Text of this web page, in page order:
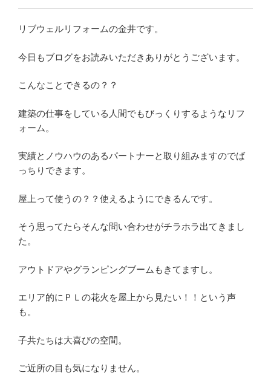
リブウェルリフォームの金井です。
今日もブログをお読みいただきありがとうございます。
こんなことできるの？？
建築の仕事をしている人間でもびっくりするようなリフ
ォーム。
実績とノウハウのあるパートナーと取り組みますのでば
っちりできます。
屋上って使うの？？使えるようにできるんです。
そう思ってたらそんな問い合わせがチラホラ出てきまし
た。
アウトドアやグランピングブームもきてますし。
エリア的にＰＬの花火を屋上から見たい！！という声
も。
子共たちは大喜びの空間。
ご近所の目も気になりません。